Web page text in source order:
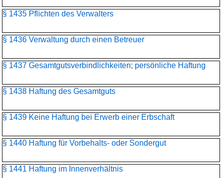
§ 1435 Pflichten des Verwalters
§ 1436 Verwaltung durch einen Betreuer
§ 1437 Gesamtgutsverbindlichkeiten; persönliche Haftung
§ 1438 Haftung des Gesamtguts
§ 1439 Keine Haftung bei Erwerb einer Erbschaft
§ 1440 Haftung für Vorbehalts- oder Sondergut
§ 1441 Haftung im Innenverhältnis